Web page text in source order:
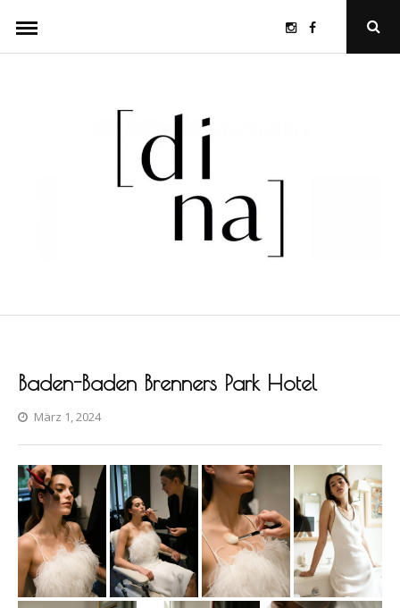
content
InstagramFacebookOpen
Baden-Baden Brenners Park Hotel
März 1, 2024